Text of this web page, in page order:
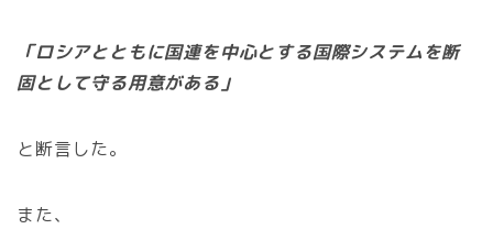
「ロシアとともに国連を中心とする国際システムを断
固として守る用意がある」
と断言した。
また、